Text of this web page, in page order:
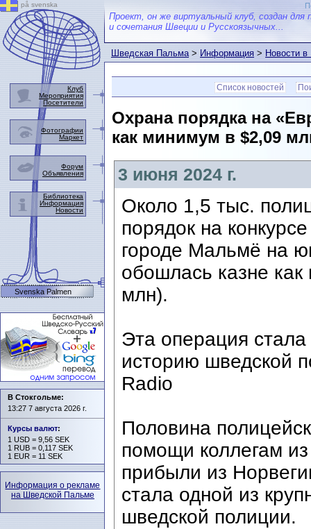
Проект, он же виртуальный клуб, создан для
и сочетания Швеции и Русскоязычных...
Шведская Пальма>Информация>Новости
Список новостей
Охрана порядка на
как минимум в $2,09
3 июня 2024 г.
Около 1,5 тыс.
порядок на
городе Мальмё на
обошлась казне
млн).
Эта операция
историю шведской
Radio
Половина
помощи коллегам
прибыли из
стала одной из
шведской полиции.
på svenska
Клуб
Мероприятия
Посетители
Фотографии
Маркет
Форум
Объявления
Библиотека
Информация
Новости
Svenska Palmen
В Стокгольме:
13:27 7 августа 2026 г.
Курсы валют:
1 USD = 9,56 SEK
1 RUB = 0,117 SEK
1 EUR = 11 SEK
Информация о рекламе
на Шведской Пальме